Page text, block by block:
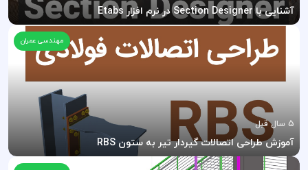
آشنایی با Section Designer در نرم افزار Etabs
مهندسی عمران
5 سال قبل
آموزش طراحی اتصالات گیردار تیر به ستون RBS